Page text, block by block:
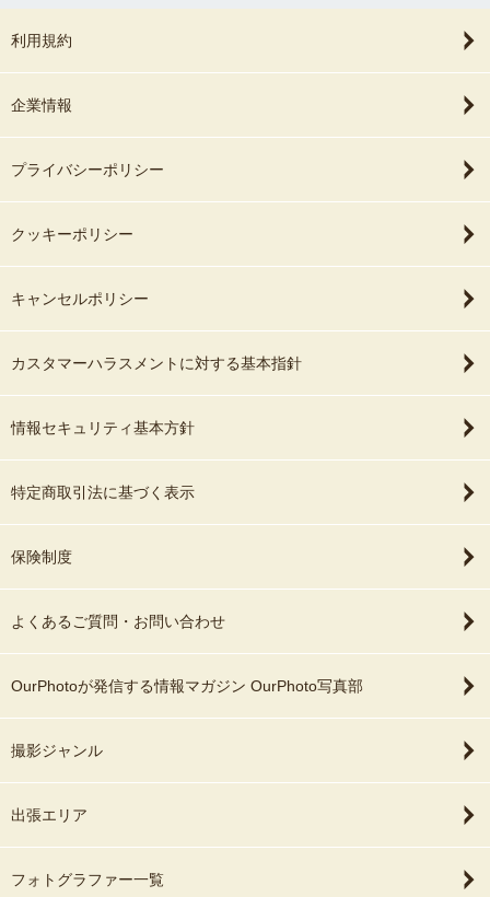
利用規約
企業情報
プライバシーポリシー
クッキーポリシー
キャンセルポリシー
カスタマーハラスメントに対する基本指針
情報セキュリティ基本方針
特定商取引法に基づく表示
保険制度
よくあるご質問・お問い合わせ
OurPhotoが発信する情報マガジン OurPhoto写真部
撮影ジャンル
出張エリア
フォトグラファー一覧